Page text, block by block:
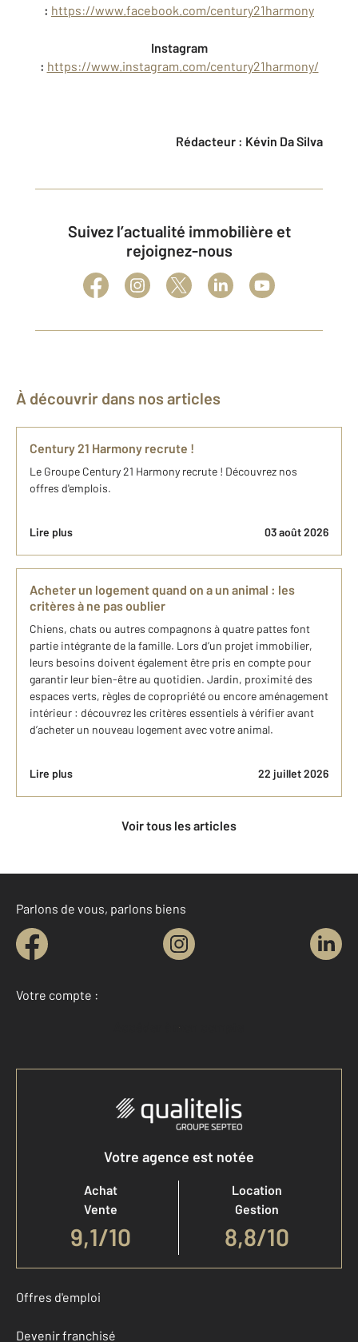
: https://www.facebook.com/century21harmony
Instagram
: https://www.instagram.com/century21harmony/
Rédacteur : Kévin Da Silva
Suivez l’actualité immobilière et
rejoignez-nous
À découvrir dans nos articles
Century 21 Harmony recrute !
Le Groupe Century 21 Harmony recrute ! Découvrez nos
offres d'emplois.
Lire plus 03 août 2026
Acheter un logement quand on a un animal : les
critères à ne pas oublier
Chiens, chats ou autres compagnons à quatre pattes font
partie intégrante de la famille. Lors d’un projet immobilier,
leurs besoins doivent également être pris en compte pour
garantir leur bien-être au quotidien. Jardin, proximité des
espaces verts, règles de copropriété ou encore aménagement
intérieur : découvrez les critères essentiels à vérifier avant
d’acheter un nouveau logement avec votre animal.
Lire plus 22 juillet 2026
Voir tous les articles
Parlons de vous, parlons biens
Votre compte :
Accéder à mon compte
Votre agence est notée
Achat
Vente
9,1/10
Location
Gestion
8,8/10
Offres d'emploi
Devenir franchisé